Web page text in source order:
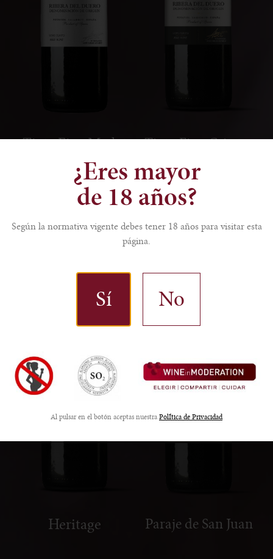
Tinto Fino Merlot Tinto Fino Crianza
Heritage Paraje de San Juan
¿Eres mayor
de 18 años?
Según la normativa vigente debes tener 18 años para visitar esta
página.
Sí No
Al pulsar en el botón aceptas nuestraPolÍtica de Privacidad